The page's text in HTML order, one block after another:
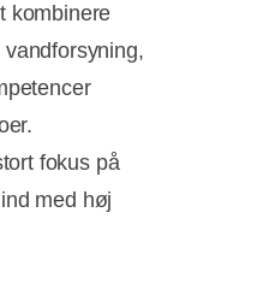
kombinere
fokus på
med høj